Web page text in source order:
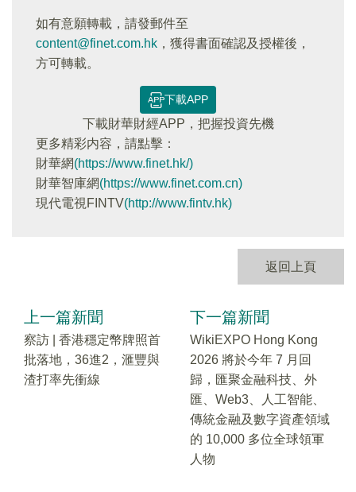
如有意願轉載，請發郵件至
content@finet.com.hk ，獲得書面確認及授權後，
方可轉載。
下載APP
下載財華財經APP，把握投資先機
更多精彩内容，請點擊：
財華網(https://www.finet.hk/)
財華智庫網(https://www.finet.com.cn)
現代電視FINTV(http://www.fintv.hk)
返回上頁
上一篇新聞
察訪 | 香港穩定幣牌照首
批落地，36進2，滙豐與
渣打率先衝線
下一篇新聞
WikiEXPO Hong Kong
2026 將於今年 7 月回
歸，匯聚金融科技、外
匯、Web3、人工智能、
傳統金融及數字資產領域
的 10,000 多位全球領軍
人物